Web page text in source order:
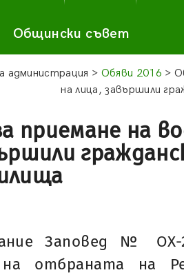
Общински съвет
администрация > Обяви 2016 >
на лица, завършили
приемане на
Заповед № ОХ-
отбраната на